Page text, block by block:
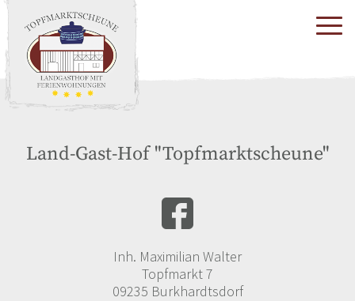
Land-Gast-Hof "Topfmarktscheune"
Inh. Maximilian Walter
Topfmarkt 7
09235 Burkhardtsdorf